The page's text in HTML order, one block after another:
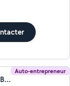
Auto-entrepreneur
Stéphane Elsner (STEPHLEBRICOLEUR)